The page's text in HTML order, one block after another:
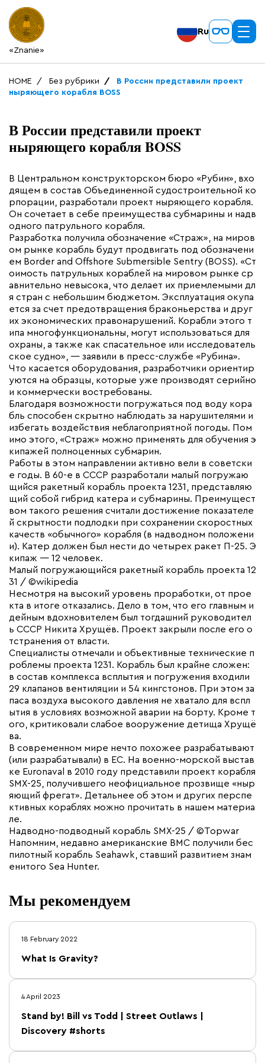
«Znanie»
Ru
HOME Без рубрики
В России представили проект
ныряющего корабля BOSS
В России представили проект
ныряющего корабля BOSS
В Центральном конструкторском бюро «Рубин», вхо
дящем в состав Объединенной судостроительной ко
рпорации, разработали проект ныряющего корабля.
Он сочетает в себе преимущества субмарины и надв
одного патрульного корабля.
Разработка получила обозначение «Страж», на миров
ом рынке корабль будут продвигать под обозначени
ем Border and Offshore Submersible Sentry (BOSS). «Ст
оимость патрульных кораблей на мировом рынке ср
авнительно невысока, что делает их приемлемыми дл
я стран с небольшим бюджетом. Эксплуатация окупа
ется за счет предотвращения браконьерства и друг
их экономических правонарушений. Корабли этого т
ипа многофункциональны, могут использоваться для
охраны, а также как спасательное или исследователь
ское судно», — заявили в пресс-службе «Рубина».
Что касается оборудования, разработчики ориентир
уются на образцы, которые уже производят серийно
и коммерчески востребованы.
Благодаря возможности погружаться под воду кора
бль способен скрытно наблюдать за нарушителями и
избегать воздействия неблагоприятной погоды. Пом
имо этого, «Страж» можно применять для обучения э
кипажей полноценных субмарин.
Работы в этом направлении активно вели в советски
е годы. В 60-е в СССР разработали малый погружаю
щийся ракетный корабль проекта 1231, представляю
щий собой гибрид катера и субмарины. Преимущест
вом такого решения считали достижение показателе
й скрытности подлодки при сохранении скоростных
качеств «обычного» корабля (в надводном положени
и). Катер должен был нести до четырех ракет П-25. Э
кипаж — 12 человек.
Малый погружающийся ракетный корабль проекта 12
31 / ©wikipedia
Несмотря на высокий уровень проработки, от прое
кта в итоге отказались. Дело в том, что его главным и
дейным вдохновителем был тогдашний руководител
ь СССР Никита Хрущёв. Проект закрыли после его о
тстранения от власти.
Специалисты отмечали и объективные технические п
роблемы проекта 1231. Корабль был крайне сложен:
в состав комплекса всплытия и погружения входили
29 клапанов вентиляции и 54 кингстонов. При этом за
паса воздуха высокого давления не хватало для вспл
ытия в условиях возможной аварии на борту. Кроме т
ого, критиковали слабое вооружение детища Хрущё
ва.
В современном мире нечто похожее разрабатывают
(или разрабатывали) в ЕС. На военно-морской выстав
ке Euronaval в 2010 году представили проект корабля
SMX-25, получившего неофициальное прозвище «ныр
яющий фрегат». Детальнее об этом и других перспе
ктивных кораблях можно прочитать в нашем материа
ле.
Надводно-подводный корабль SMX-25 / ©Topwar
Напомним, недавно американские ВМС получили бес
пилотный корабль Seahawk, ставший развитием знам
енитого Sea Hunter.
Мы рекомендуем
18 February 2022
What Is Gravity?
4 April 2023
Stand by! Bill vs Todd | Street Outlaws |
Discovery #shorts